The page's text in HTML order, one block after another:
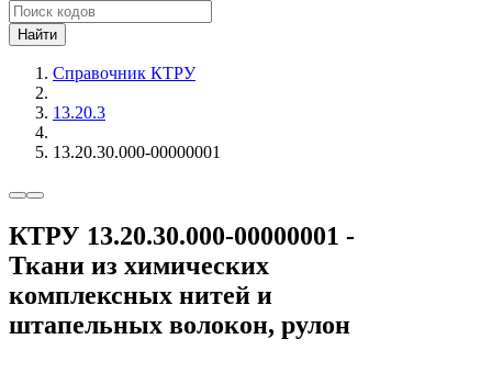
Найти
Справочник КТРУ
13.20.3
13.20.30.000-00000001
КТРУ 13.20.30.000-00000001 -
Ткани из химических
комплексных нитей и
штапельных волокон, рулон